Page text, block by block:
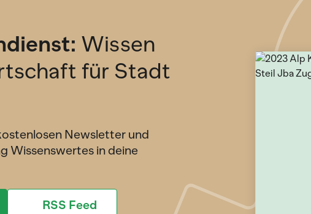
Wissen
für Stadt
Newsletter und
Wissenswertes in deine
RSS Feed